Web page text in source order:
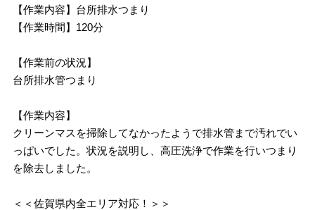
【作業内容】台所排水つまり
【作業時間】120分
【作業前の状況】
台所排水管つまり
【作業内容】
クリーンマスを掃除してなかったようで排水管まで汚れでい
っぱいでした。状況を説明し、高圧洗浄で作業を行いつまり
を除去しました。
＜＜佐賀県内全エリア対応！＞＞